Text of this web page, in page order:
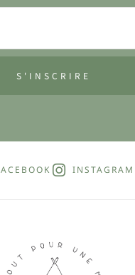
S'INSCRIRE
INSTAGRAM